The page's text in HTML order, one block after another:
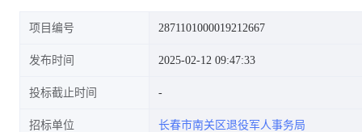
项目编号 2871101000019212667
发布时间 2025-02-12 09:47:33
投标截止时间
招标单位 长春市南关区退役军人事务局